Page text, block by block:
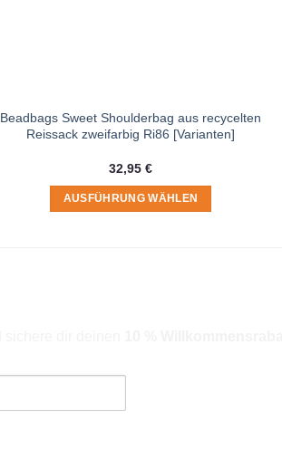
Beadbags Sweet Shoulderbag aus recycelten
Reissack zweifarbig Ri86 [Varianten]
32,95 €
AUSFÜHRUNG WÄHLEN